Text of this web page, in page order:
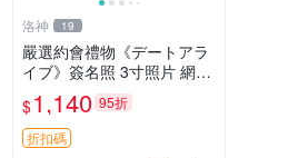
洛神 19
嚴選約會禮物《デートアラ
イブ》簽名照 3寸照片 網路
原圖 實物美 希望與你見面
デートアライブ 簽名照 收
藏品
$1,140 95折
折扣碼